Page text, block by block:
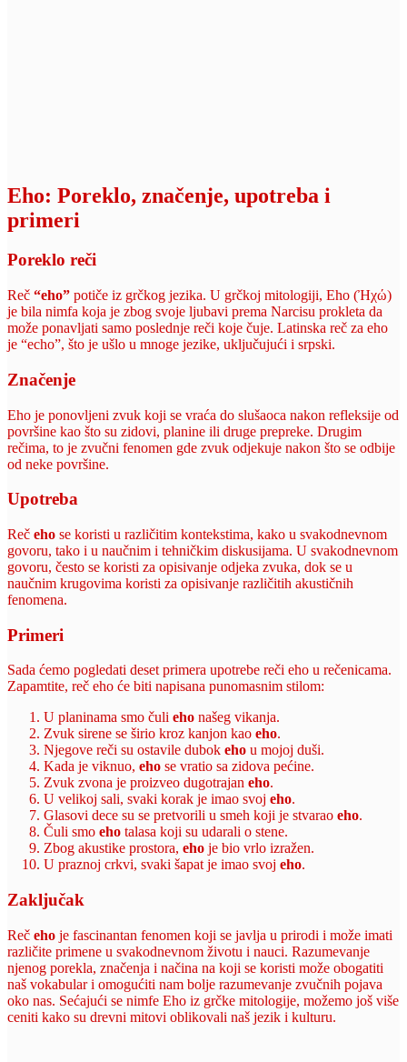
Eho: Poreklo, značenje, upotreba i
primeri
Poreklo reči
Reč “eho” potiče iz grčkog jezika. U grčkoj mitologiji, Eho (Ἠχώ)
je bila nimfa koja je zbog svoje ljubavi prema Narcisu prokleta da
može ponavljati samo poslednje reči koje čuje. Latinska reč za eho
je “echo”, što je ušlo u mnoge jezike, uključujući i srpski.
Značenje
Eho je ponovljeni zvuk koji se vraća do slušaoca nakon refleksije od
površine kao što su zidovi, planine ili druge prepreke. Drugim
rečima, to je zvučni fenomen gde zvuk odjekuje nakon što se odbije
od neke površine.
Upotreba
Reč eho se koristi u različitim kontekstima, kako u svakodnevnom
govoru, tako i u naučnim i tehničkim diskusijama. U svakodnevnom
govoru, često se koristi za opisivanje odjeka zvuka, dok se u
naučnim krugovima koristi za opisivanje različitih akustičnih
fenomena.
Primeri
Sada ćemo pogledati deset primera upotrebe reči eho u rečenicama.
Zapamtite, reč eho će biti napisana punomasnim stilom:
U planinama smo čuli eho našeg vikanja.
Zvuk sirene se širio kroz kanjon kao eho.
Njegove reči su ostavile dubok eho u mojoj duši.
Kada je viknuo, eho se vratio sa zidova pećine.
Zvuk zvona je proizveo dugotrajan eho.
U velikoj sali, svaki korak je imao svoj eho.
Glasovi dece su se pretvorili u smeh koji je stvarao eho.
Čuli smo eho talasa koji su udarali o stene.
Zbog akustike prostora, eho je bio vrlo izražen.
U praznoj crkvi, svaki šapat je imao svoj eho.
Zaključak
Reč eho je fascinantan fenomen koji se javlja u prirodi i može imati
različite primene u svakodnevnom životu i nauci. Razumevanje
njenog porekla, značenja i načina na koji se koristi može obogatiti
naš vokabular i omogućiti nam bolje razumevanje zvučnih pojava
oko nas. Sećajući se nimfe Eho iz grčke mitologije, možemo još više
ceniti kako su drevni mitovi oblikovali naš jezik i kulturu.